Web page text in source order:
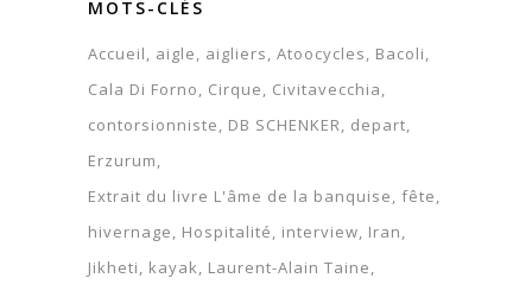
MOTS-CLÉS
Accueil aigle aigliers Atoocycles
Bacoli
Cala Di Forno
Cirque
Civitavecchia
contorsionniste
DB SCHENKER depart
Erzurum
Extrait du livre L'âme de la banquise fête
hivernage
Hospitalité interview Iran
Jikheti
kayak Laurent-Alain Taine